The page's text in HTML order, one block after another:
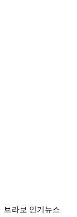
브라보 인기뉴스